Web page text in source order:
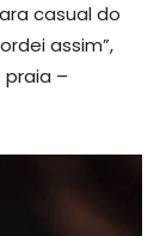
casual do
assim”,
–